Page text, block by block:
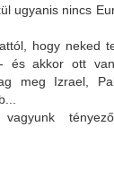
ugyanis nincs
hogy neked
és akkor ott van
meg Izrael,